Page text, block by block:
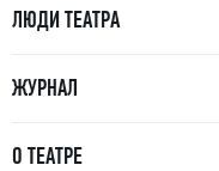
ЛЮДИ ТЕАТРА
ЖУРНАЛ
О ТЕАТРЕ